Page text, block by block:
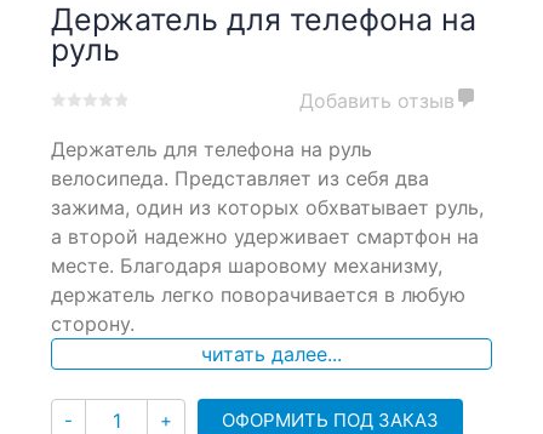
Держатель для телефона на
руль
out
on
customer
ratings
Добавить отзыв
Держатель для телефона на руль
велосипеда. Представляет из себя два
зажима, один из которых обхватывает руль,
а второй надежно удерживает смартфон на
месте. Благодаря шаровому механизму,
держатель легко поворачивается в любую
сторону.
читать далее...
- Количество
+ ОФОРМИТЬ ПОД ЗАКАЗ